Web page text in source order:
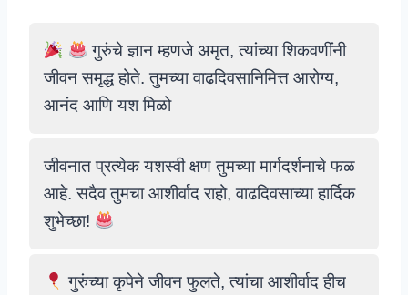
गुरुंचे ज्ञान म्हणजे अमृत, त्यांच्या शिकवणींनी
जीवन समृद्ध होते. तुमच्या वाढदिवसानिमित्त आरोग्य,
आनंद आणि यश मिळो
जीवनात प्रत्येक यशस्वी क्षण तुमच्या मार्गदर्शनाचे फळ
आहे. सदैव तुमचा आशीर्वाद राहो, वाढदिवसाच्या हार्दिक
शुभेच्छा!
गुरुंच्या कृपेने जीवन फुलते, त्यांचा आशीर्वाद हीच